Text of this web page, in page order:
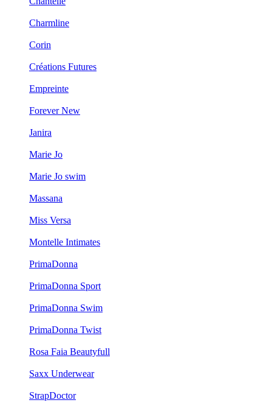
Charmline
Corin
Créations Futures
Empreinte
Forever New
Janira
Marie Jo
Marie Jo swim
Massana
Miss Versa
Montelle Intimates
PrimaDonna
PrimaDonna Sport
PrimaDonna Swim
PrimaDonna Twist
Rosa Faia Beautyfull
Saxx Underwear
StrapDoctor